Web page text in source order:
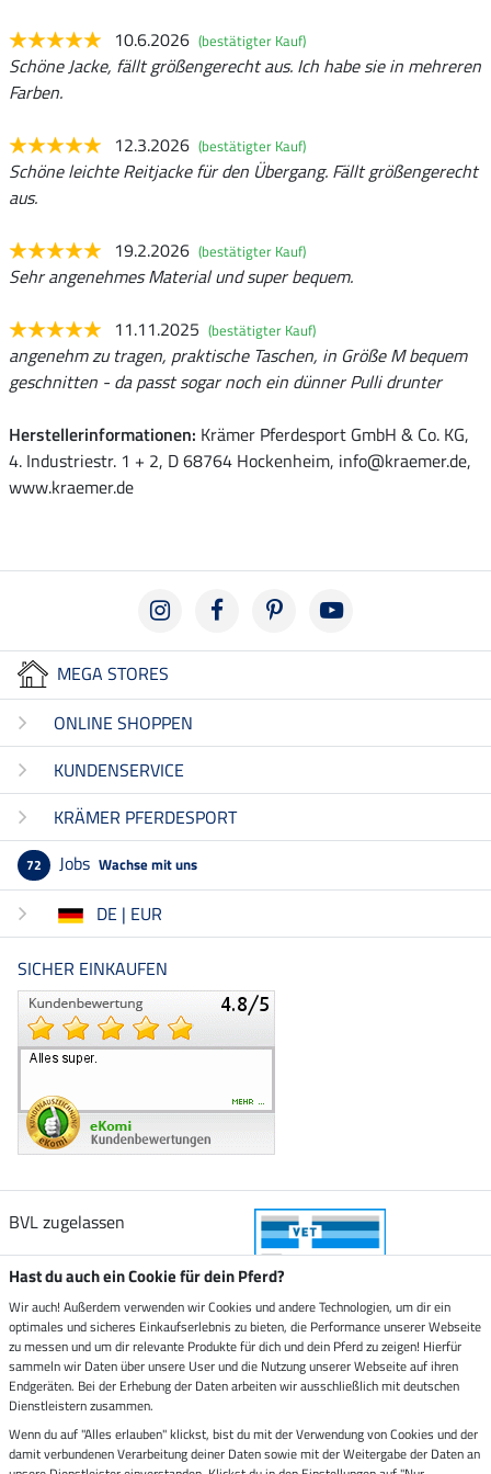
10.6.2026 (bestätigter Kauf)
Schöne Jacke, fällt größengerecht aus. Ich habe sie in mehreren
Farben.
12.3.2026 (bestätigter Kauf)
Schöne leichte Reitjacke für den Übergang. Fällt größengerecht
aus.
19.2.2026 (bestätigter Kauf)
Sehr angenehmes Material und super bequem.
11.11.2025 (bestätigter Kauf)
angenehm zu tragen, praktische Taschen, in Größe M bequem
geschnitten - da passt sogar noch ein dünner Pulli drunter
Herstellerinformationen: Krämer Pferdesport GmbH & Co. KG,
4. Industriestr. 1 + 2, D 68764 Hockenheim, info@kraemer.de,
www.kraemer.de
MEGA STORES
ONLINE SHOPPEN
KUNDENSERVICE
KRÄMER PFERDESPORT
72 Jobs Wachse mit uns
DE | EUR
SICHER EINKAUFEN
BVL zugelassen
Zustellung durch
Sicher bezahlen mit
Hast du auch ein Cookie für dein Pferd?
Wir auch! Außerdem verwenden wir Cookies und andere Technologien, um dir ein
optimales und sicheres Einkaufserlebnis zu bieten, die Performance unserer Webseite
zu messen und um dir relevante Produkte für dich und dein Pferd zu zeigen! Hierfür
sammeln wir Daten über unsere User und die Nutzung unserer Webseite auf ihren
Endgeräten. Bei der Erhebung der Daten arbeiten wir ausschließlich mit deutschen
Dienstleistern zusammen.
Wenn du auf "Alles erlauben" klickst, bist du mit der Verwendung von Cookies und der
damit verbundenen Verarbeitung deiner Daten sowie mit der Weitergabe der Daten an